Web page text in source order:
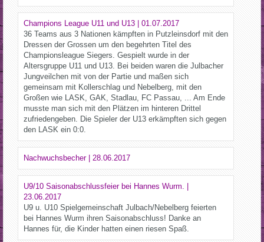
Champions League U11 und U13 | 01.07.2017
36 Teams aus 3 Nationen kämpften in Putzleinsdorf mit den
Dressen der Grossen um den begehrten Titel des
Championsleague Siegers. Gespielt wurde in der
Altersgruppe U11 und U13. Bei beiden waren die Julbacher
Jungveilchen mit von der Partie und maßen sich
gemeinsam mit Kollerschlag und Nebelberg, mit den
Großen wie LASK, GAK, Stadlau, FC Passau, ... Am Ende
musste man sich mit den Plätzen im hinteren Drittel
zufriedengeben. Die Spieler der U13 erkämpften sich gegen
den LASK ein 0:0.
Nachwuchsbecher | 28.06.2017
U9/10 Saisonabschlussfeier bei Hannes Wurm. |
23.06.2017
U9 u. U10 Spielgemeinschaft Julbach/Nebelberg feierten
bei Hannes Wurm ihren Saisonabschluss! Danke an
Hannes für, die Kinder hatten einen riesen Spaß.